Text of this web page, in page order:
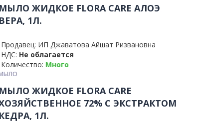
МЫЛО ЖИДКОЕ FLORA CARE АЛОЭ
ВЕРА, 1Л.
Продавец: ИП Джаватова Айшат Ризвановна
НДС: Не облагается
Количество: Много
МЫЛО ЖИДКОЕ FLORA CARE
72% С ЭКСТРАКТОМ
КЕДРА, 1Л.